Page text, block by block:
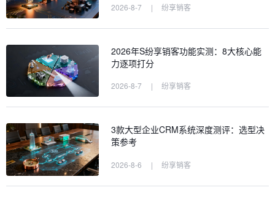
2026-8-7 | 纷享销客
2026年S纷享销客功能实测：8大核心能
力逐项打分
2026-8-7 | 纷享销客
3款大型企业CRM系统深度测评：选型决
策参考
2026-8-6 | 纷享销客